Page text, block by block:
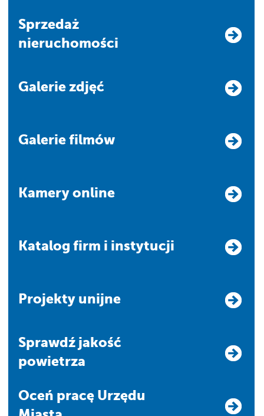
Sprzedaż
nieruchomości
Galerie zdjęć
Galerie filmów
Kamery online
Katalog firm i instytucji
Projekty unijne
Sprawdź jakość
powietrza
Oceń pracę Urzędu